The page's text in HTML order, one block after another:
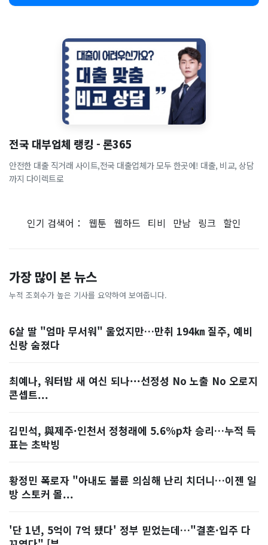
전국 대부업체 랭킹 - 론365
안전한 대출 직거래 사이트,전국 대출업체가 모두 한곳에! 대출, 비교, 상담
까지 다이렉트로
인기 검색어： 웹툰 웹하드 티비 만남 링크 할인
가장 많이 본 뉴스
누적 조회수가 높은 기사를 요약하여 보여줍니다.
6살 딸 "엄마 무서워" 울었지만…만취 194㎞ 질주, 예비
신랑 숨졌다
최예나, 워터밤 새 여신 되나···선정성 No 노출 No 오로지
콘셉트...
김민석, 與제주·인천서 정청래에 5.6%p차 승리…누적 득
표는 초박빙
황정민 폭로자 "아내도 불륜 의심해 난리 치더니…이젠 일
방 스토커 몰...
'단 1년, 5억이 7억 됐다' 정부 믿었는데…"결혼·입주 다